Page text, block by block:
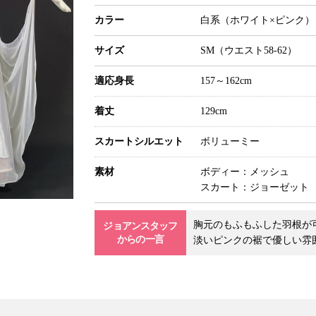
カラー 白系（ホワイト×ピンク）
サイズ SM（ウエスト58-62）
適応身長 157～162cm
着丈 129cm
スカート シルエット ボリューミー
素材
ボディー：メッシュ
スカート：ジョーゼット
ジョアンスタッフ
からの一言
胸元のもふもふした羽根が
淡いピンクの裾で優しい雰